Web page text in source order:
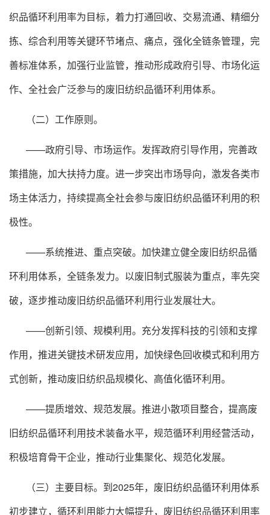
织品循环利用率为目标，着力打通回收、交易流通、精细分
拣、综合利用等关键环节堵点、痛点，强化全链条管理，完
善标准体系，加强行业监管，推动形成政府引导、市场化运
作、全社会广泛参与的废旧纺织品循环利用体系。
（二）工作原则。
——政府引导、市场运作。发挥政府引导作用，完善政
策措施，加大扶持力度。进一步突出市场导向，激发各类市
场主体活力，持续提高全社会参与废旧纺织品循环利用的积
极性。
——系统推进、重点突破。加快建立健全废旧纺织品循
环利用体系，全链条发力。以废旧制式服装为重点，率先突
破，逐步推动废旧纺织品循环利用行业发展壮大。
——创新引领、规模利用。充分发挥科技的引领和支撑
作用，推进关键技术研发应用，加快绿色回收模式和利用方
式创新，推动废旧纺织品规模化、高值化循环利用。
——提质增效、规范发展。推进小散项目整合，提高废
旧纺织品循环利用技术装备水平，规范循环利用经营活动，
积极培育骨干企业，推动行业集聚化、规范化发展。
（三）主要目标。到2025年，废旧纺织品循环利用体系
初步建立，循环利用能力大幅提升，废旧纺织品循环利用率